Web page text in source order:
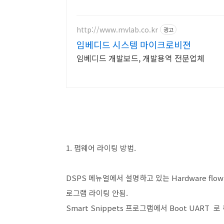
http://www.mvlab.co.kr 광고
임베디드 시스템 마이크로비젼
임베디드 개발보드, 개발용역 전문업체
1. 펌웨어 라이팅 방법.
DSPS 메뉴얼에서 설명하고 있는 Hardware
로그램 라이팅 안됨.
Smart Snippets 프로그램에서 Boot UART 로